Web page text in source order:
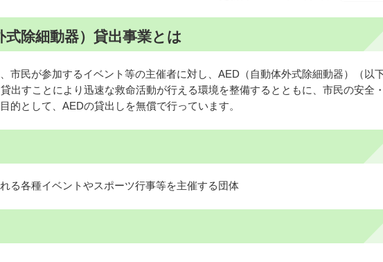
式除細動器）貸出事業とは
市民が参加するイベント等の主催者に対し、AED（自動体外式除細動器）（以
貸出すことにより迅速な救命活動が行える環境を整備するとともに、市民の安全
的として、AEDの貸出しを無償で行っています。
る各種イベントやスポーツ行事等を主催する団体